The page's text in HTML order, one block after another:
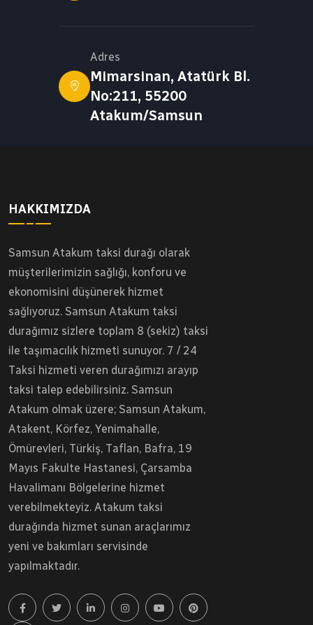
Adres
Mimarsinan, Atatürk Bl.
No:211, 55200
Atakum/Samsun
HAKKIMIZDA
Samsun Atakum taksi durağı olarak
müşterilerimizin sağlığı, konforu ve
ekonomisini düşünerek hizmet
sağlıyoruz. Samsun Atakum taksi
durağımız sizlere toplam 8 (sekiz) taksi
ile taşımacılık hizmeti sunuyor. 7 / 24
Taksi hizmeti veren durağımızı arayıp
taksi talep edebilirsiniz. Samsun
Atakum olmak üzere; Samsun Atakum,
Atakent, Körfez, Yenimahalle,
Ömürevleri, Türkiş, Taflan, Bafra, 19
Mayıs Fakulte Hastanesi, Çarsamba
Havalimanı Bölgelerine hizmet
verebilmekteyiz. Atakum taksi
durağında hizmet sunan araçlarımız
yeni ve bakımları servisinde
yapılmaktadır.